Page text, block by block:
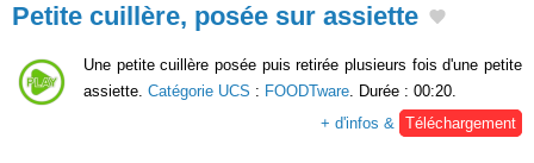
Petite cuillère, posée sur assiette
Une petite cuillère posée puis retirée plusieurs fois d'une petite
assiette. Catégorie UCS : FOODTware . Durée : 00:20.
+ d'infos &
Téléchargement